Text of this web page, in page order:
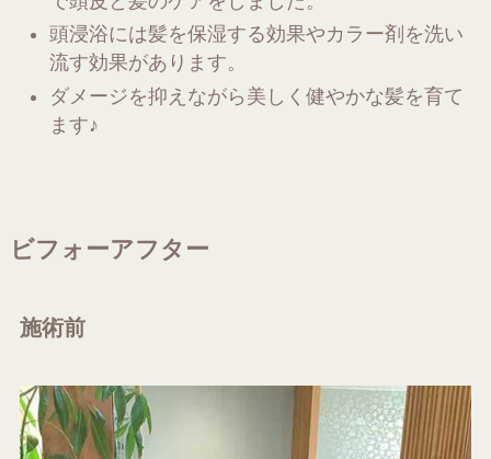
頭浸浴には髪を保湿する効果やカラー剤を洗い
流す効果があります。
ダメージを抑えながら美しく健やかな髪を育て
ます♪
ビフォーアフター
施術前